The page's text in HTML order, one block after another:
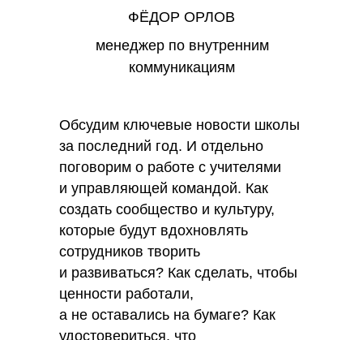
менеджер по внутренним
коммуникациям
ФЁДОР ОРЛОВ
Обсудим ключевые новости школы
за последний год. И отдельно
поговорим о работе с учителями
и управляющей командой. Как
создать сообщество и культуру,
которые будут вдохновлять
сотрудников творить
и развиваться? Как сделать, чтобы
ценности работали,
а не оставались на бумаге? Как
удостовериться, что